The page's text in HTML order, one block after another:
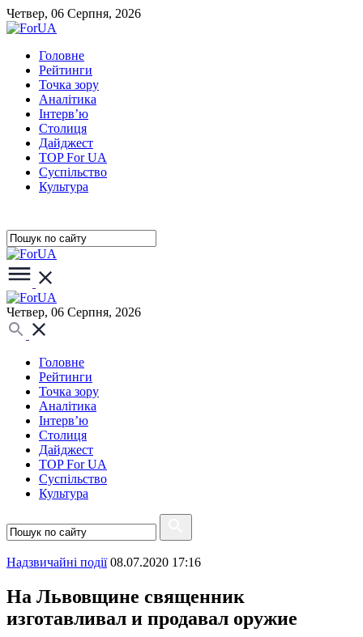
Четвер, 06 Серпня, 2026
Головне
Рейтинги
Точка зору
Аналітика
Інтерв’ю
Столиця
Дайджест
TOP For UA
Суспiльство
Культура
Четвер, 06 Серпня, 2026
Головне
Рейтинги
Точка зору
Аналітика
Інтерв’ю
Столиця
Дайджест
TOP For UA
Суспiльство
Культура
Надзвичайні події 08.07.2020 17:16
На Львовщине священник
изготавливал и продавал оружие